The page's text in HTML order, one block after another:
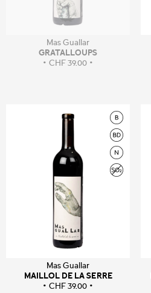
Mas Guallar
GRATALLOUPS
CHF39.00
Mas Guallar
MAILLOL DE LA SERRE
CHF39.00